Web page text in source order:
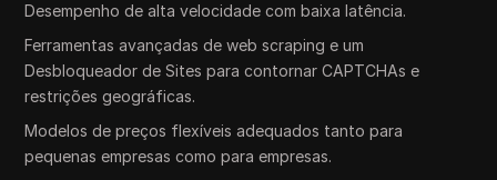
Desempenho de alta velocidade com baixa latência.
Ferramentas avançadas de web scraping e um
Desbloqueador de Sites para contornar CAPTCHAs e
restrições geográficas.
Modelos de preços flexíveis adequados tanto para
pequenas empresas como para empresas.